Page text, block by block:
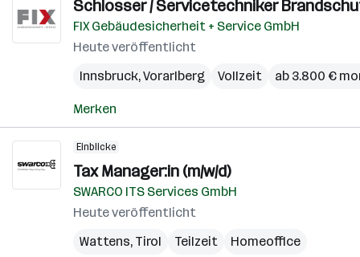
Schlosser / Servicetechniker
FIX Gebäudesicherheit + Service GmbH
Heute veröffentlicht
Innsbruck,Vorarlberg Vollzeit ab 3.800 €
Merken
Einblicke
Tax Manager:in (m/w/d)
SWARCO ITS Services GmbH
Heute veröffentlicht
Wattens, Tirol Teilzeit Homeoffice